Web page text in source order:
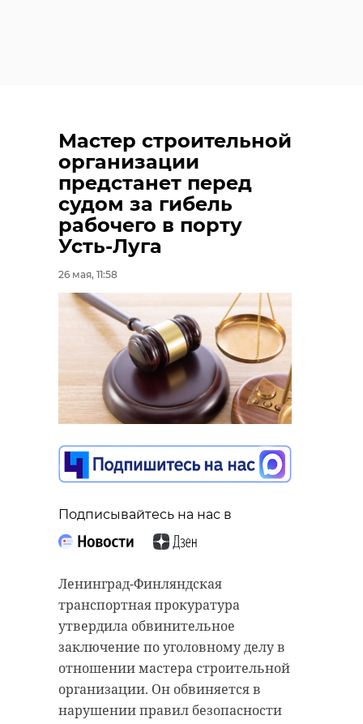
Мастер строительной
организации
предстанет перед
судом за гибель
рабочего в порту
Усть-Луга
26 мая, 11:58
Подписывайтесь на нас в
Ленинград-Финляндская
транспортная прокуратура
утвердила обвинительное
заключение по уголовному делу в
отношении мастера строительной
организации. Он обвиняется в
нарушении правил безопасности